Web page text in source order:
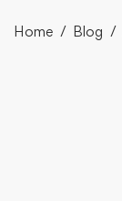
Home Blog